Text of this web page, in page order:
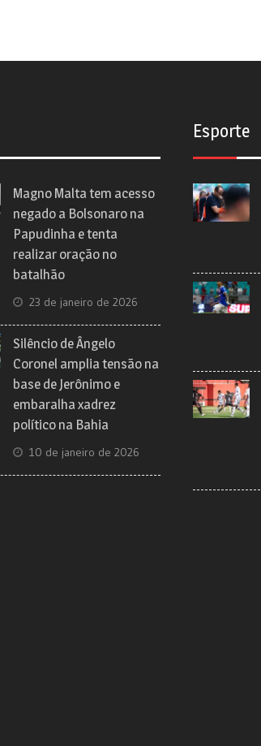
Magno Malta tem acesso
negado a Bolsonaro na
Papudinha e tenta
realizar oração no
batalhão
23 de janeiro de 2026
Silêncio de Ângelo
Coronel amplia tensão na
base de Jerônimo e
embaralha xadrez
político na Bahia
10 de janeiro de 2026
Esporte